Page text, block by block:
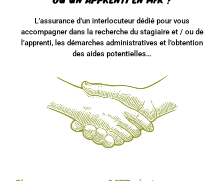
L’assurance d’un interlocuteur dédié pour vous
accompagner dans la recherche du stagiaire et / ou de
l’apprenti, les démarches administratives et l’obtention
des aides potentielles…